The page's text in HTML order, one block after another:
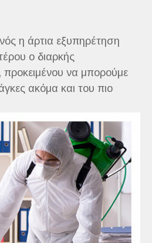
η άρτια εξυπηρέτηση
ο διαρκής
προκειμένου να μπορούμε
ακόμα και του πιο